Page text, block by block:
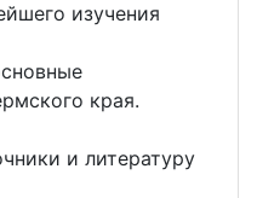
изучения
края.
и литературу